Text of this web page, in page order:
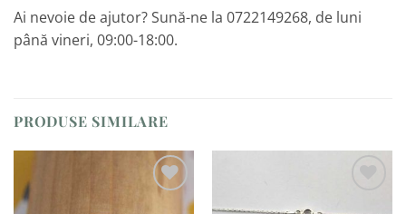
Ai nevoie de ajutor? Sună-ne la 0722149268, de luni
până vineri, 09:00-18:00.
PRODUSE SIMILARE